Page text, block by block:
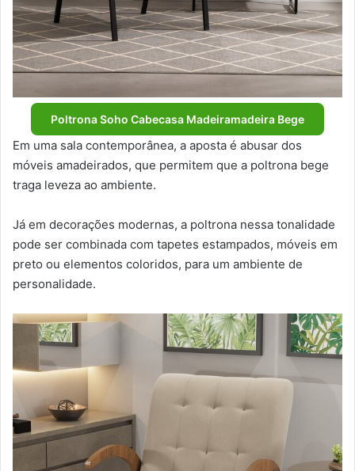
Poltrona Soho Cabecasa Madeiramadeira Bege
Em uma sala contemporânea, a aposta é abusar dos
móveis amadeirados, que permitem que a poltrona bege
traga leveza ao ambiente.
Já em decorações modernas, a poltrona nessa tonalidade
pode ser combinada com tapetes estampados, móveis em
preto ou elementos coloridos, para um ambiente de
personalidade.